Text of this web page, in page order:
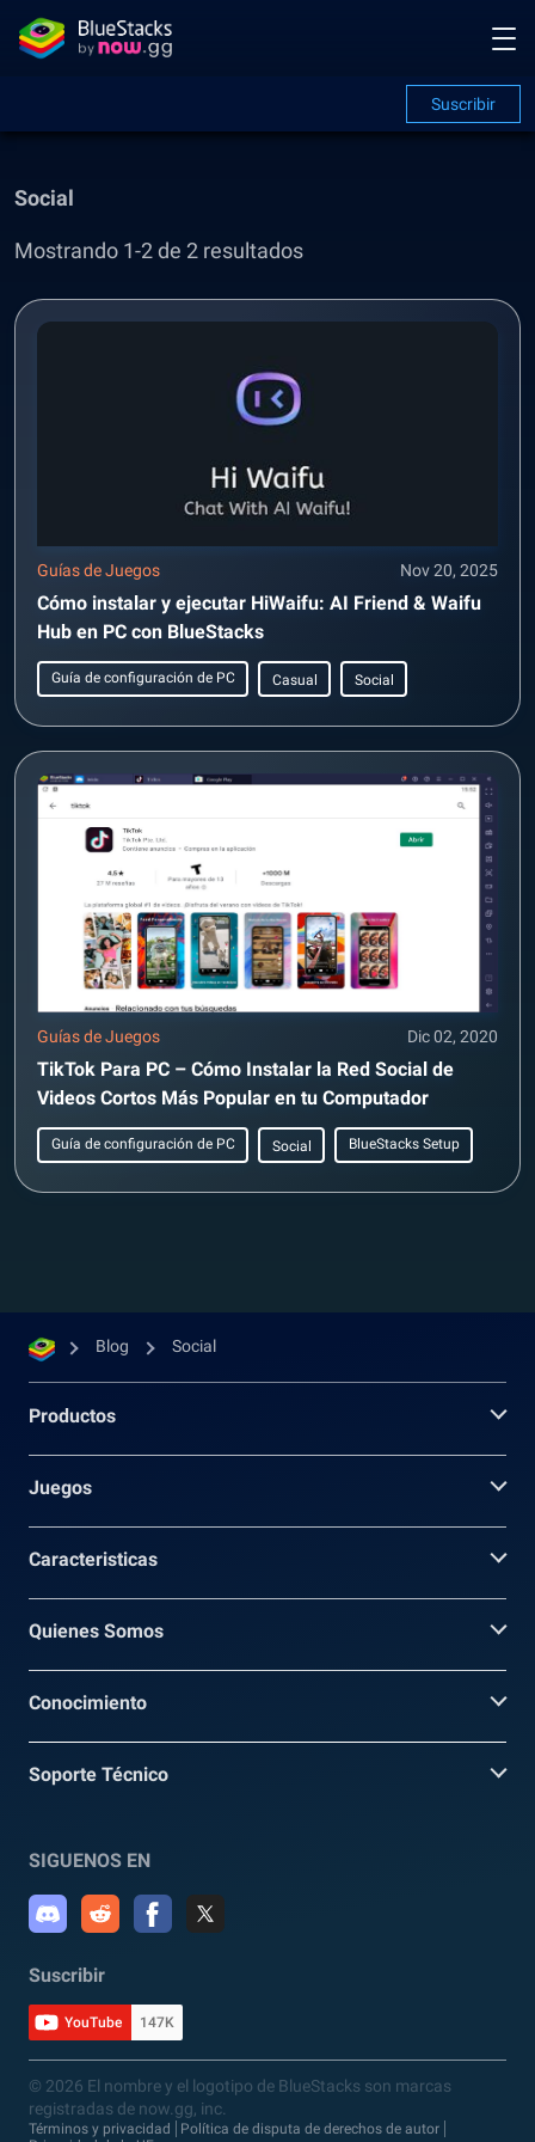
Suscribir
Social
Mostrando 1-2 de 2 resultados
Guías de Juegos Nov 20, 2025
Cómo instalar y ejecutar HiWaifu: AI Friend & Waifu
Hub en PC con BlueStacks
Guía de configuración de PC Casual Social
Guías de Juegos Dic 02, 2020
TikTok Para PC – Cómo Instalar la Red Social de
Videos Cortos Más Popular en tu Computador
Guía de configuración de PC Social BlueStacks Setup
Blog Social
Productos
Juegos
Caracteristicas
Quienes Somos
Conocimiento
Soporte Técnico
SIGUENOS EN
Suscribir
YouTube 147K
© 2026 El nombre y el logotipo de BlueStacks son marcas
registradas de now.gg, inc.
Términos y privacidad
Política de disputa de derechos de autor